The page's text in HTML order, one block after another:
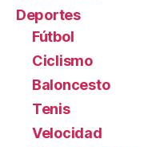
Deportes
Fútbol
Ciclismo
Baloncesto
Tenis
Velocidad